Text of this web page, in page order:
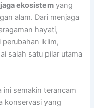
ekosistem yang
alam. Dari menjaga
hayati,
iklim,
salah satu pilar utama
ini semakin terancam
konservasi yang